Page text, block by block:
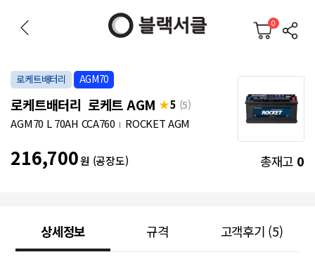
0
로케트배터리 AGM70
로케트배터리 로케트 AGM 5 (5)
AGM70 L 70AH CCA760
ROCKET AGM
216,700원 (공장도) 총재고 0
상세정보 규격 고객후기 (5)